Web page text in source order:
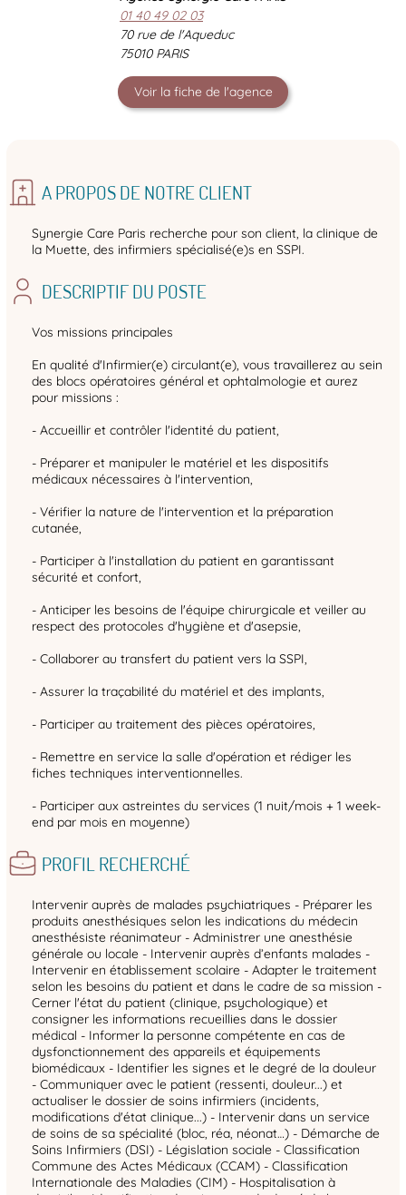
01 40 49 02 03
70 rue de l'Aqueduc
75010 PARIS
Voir la fiche de l'agence
A PROPOS DE NOTRE CLIENT
Synergie Care Paris recherche pour son client, la clinique de
la Muette, des infirmiers spécialisé(e)s en SSPI.
DESCRIPTIF DU POSTE
Vos missions principales
En qualité d'Infirmier(e) circulant(e), vous travaillerez au sein
des blocs opératoires général et ophtalmologie et aurez
pour missions :
- Accueillir et contrôler l'identité du patient,
- Préparer et manipuler le matériel et les dispositifs
médicaux nécessaires à l'intervention,
- Vérifier la nature de l'intervention et la préparation
cutanée,
- Participer à l'installation du patient en garantissant
sécurité et confort,
- Anticiper les besoins de l'équipe chirurgicale et veiller au
respect des protocoles d'hygiène et d'asepsie,
- Collaborer au transfert du patient vers la SSPI,
- Assurer la traçabilité du matériel et des implants,
- Participer au traitement des pièces opératoires,
- Remettre en service la salle d'opération et rédiger les
fiches techniques interventionnelles.
- Participer aux astreintes du services (1 nuit/mois + 1 week-
end par mois en moyenne)
PROFIL RECHERCHÉ
Intervenir auprès de malades psychiatriques - Préparer les
produits anesthésiques selon les indications du médecin
anesthésiste réanimateur - Administrer une anesthésie
générale ou locale - Intervenir auprès d’enfants malades -
Intervenir en établissement scolaire - Adapter le traitement
selon les besoins du patient et dans le cadre de sa mission -
Cerner l'état du patient (clinique, psychologique) et
consigner les informations recueillies dans le dossier
médical - Informer la personne compétente en cas de
dysfonctionnement des appareils et équipements
biomédicaux - Identifier les signes et le degré de la douleur
- Communiquer avec le patient (ressenti, douleur...) et
actualiser le dossier de soins infirmiers (incidents,
modifications d'état clinique...) - Intervenir dans un service
de soins de sa spécialité (bloc, réa, néonat…) - Démarche de
Soins Infirmiers (DSI) - Législation sociale - Classification
Commune des Actes Médicaux (CCAM) - Classification
Internationale des Maladies (CIM) - Hospitalisation à